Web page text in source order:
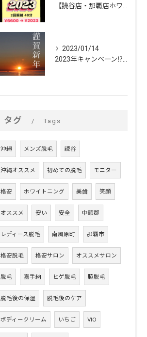
2023/01/14
タグ Tags
沖縄 メンズ脱毛 読谷
沖縄オススメ 初めての脱毛 モニター
格安 ホワイトニング 美歯 笑顔
オススメ 安い 安全 中頭郡
レディース脱毛 南風原町 那覇市
格安脱毛 格安サロン オススメサロン
脱毛 嘉手納 ヒゲ脱毛 脇脱毛
脱毛後の保湿 脱毛後のケア
ボディークリーム いちご VIO